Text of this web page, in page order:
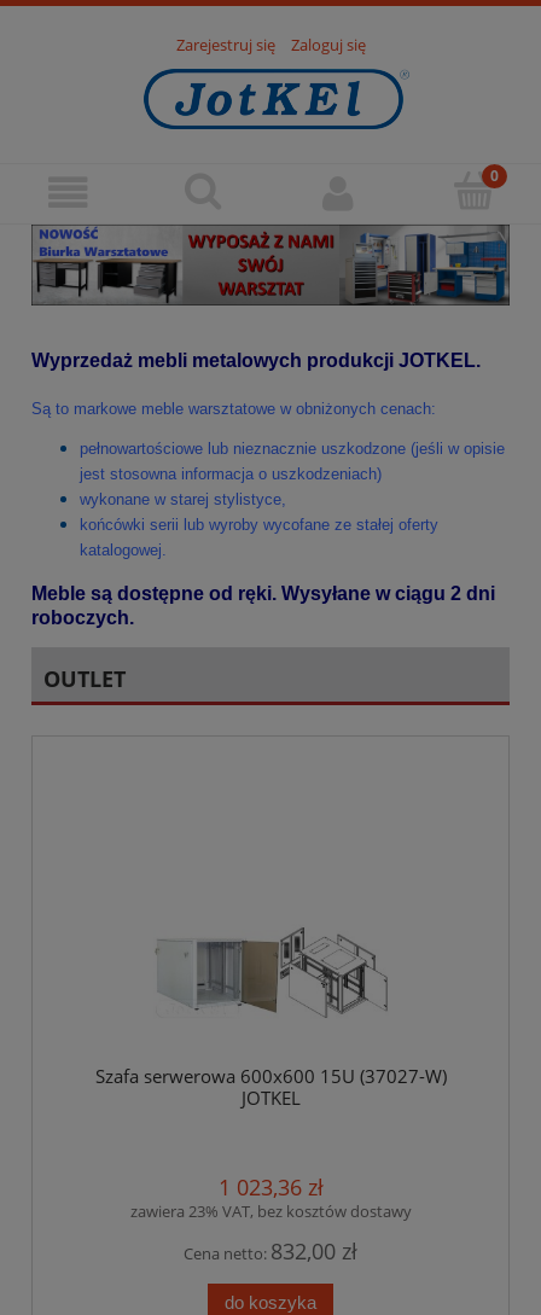
Zarejestruj się Zaloguj się
Wyprzedaż mebli metalowych produkcji JOTKEL.
Są to markowe meble warsztatowe w obniżonych cenach:
pełnowartościowe lub nieznacznie uszkodzone (jeśli w opisie
jest stosowna informacja o uszkodzeniach)
wykonane w starej stylistyce,
końcówki serii lub wyroby wycofane ze stałej oferty
katalogowej.
Meble są dostępne od ręki. Wysyłane w ciągu 2 dni
roboczych.
OUTLET
Szafa serwerowa 600x600 15U (37027-W)
JOTKEL
1 023,36 zł
zawiera 23% VAT, bez kosztów dostawy
Cena netto: 832,00 zł
do koszyka